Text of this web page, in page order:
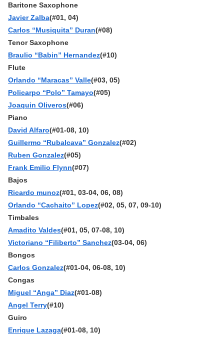
Baritone Saxophone
Javier Zalba(#01, 04)
Carlos “Musiquita” Duran(#08)
Tenor Saxophone
Braulio “Babin” Hernandez(#10)
Flute
Orlando “Maracas” Valle(#03, 05)
Policarpo “Polo” Tamayo(#05)
Joaquin Oliveros(#06)
Piano
David Alfaro(#01-08, 10)
Guillermo “Rubalcava” Gonzalez(#02)
Ruben Gonzalez(#05)
Frank Emilio Flynn(#07)
Bajos
Ricardo munoz(#01, 03-04, 06, 08)
Orlando “Cachaito” Lopez(#02, 05, 07, 09-10)
Timbales
Amadito Valdes(#01, 05, 07-08, 10)
Victoriano “Filiberto” Sanchez(03-04, 06)
Bongos
Carlos Gonzalez(#01-04, 06-08, 10)
Congas
Miguel “Anga” Diaz(#01-08)
Angel Terry(#10)
Guiro
Enrique Lazaga(#01-08, 10)